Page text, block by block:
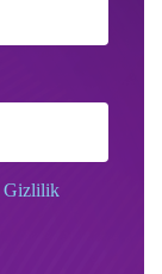
Gizlilik